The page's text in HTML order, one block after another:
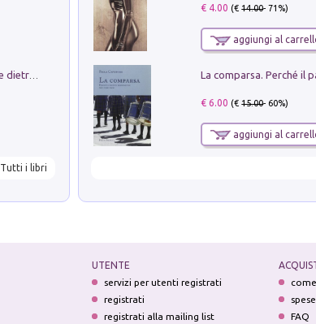
Conte e Mattarella. Sul palcoscenico e dietro le quinte del Quirinale. Un racconto sulle istituzioni
Tutti i libri
€ 4.00 (€14.00- 71%)
aggiungi al
€ 6.00 (€15.00- 60%)
aggiungi al
UTENTE
servizi per utenti registrati
registrati
registrati alla mailing list
FAQ